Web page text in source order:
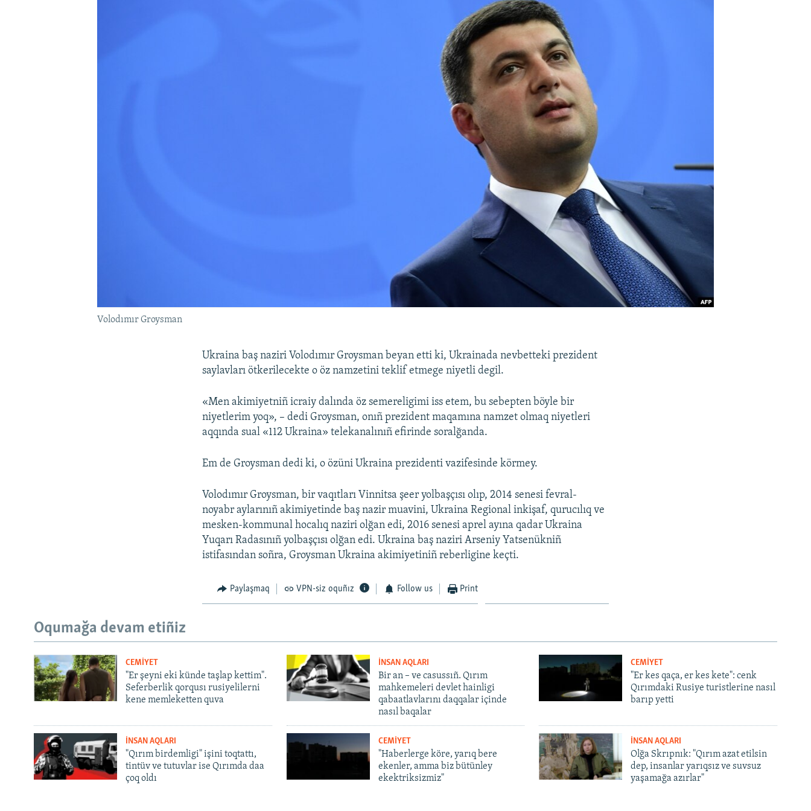
Volodımır Groysman
Ukraina baş naziri Volodımır Groysman beyan etti ki, Ukrainada nevbetteki prezident
saylavları ötkerilecekte o öz namzetini teklif etmege niyetli degil.
«Men akimiyetniñ icraiy dalında öz semereligimi iss etem, bu sebepten böyle bir
niyetlerim yoq», – dedi Groysman, onıñ prezident maqamına namzet olmaq niyetleri
aqqında sual «112 Ukraina» telekanalınıñ efirinde soralğanda.
Em de Groysman dedi ki, o özüni Ukraina prezidenti vazifesinde körmey.
Volodımır Groysman, bir vaqıtları Vinnitsa şeer yolbaşçısı olıp, 2014 senesi fevral-
noyabr aylarınıñ akimiyetinde baş nazir muavini, Ukraina Regional inkişaf, qurucılıq ve
mesken-kommunal hocalıq naziri olğan edi, 2016 senesi aprel ayına qadar Ukraina
Yuqarı Radasınıñ yolbaşçısı olğan edi. Ukraina baş naziri Arseniy Yatsenükniñ
istifasından soñra, Groysman Ukraina akimiyetiniñ reberligine keçti.
Paylaşmaq VPN-siz oquñız Follow us Print
Oqumağa devam etiñiz
CEMİYET
"Er şeyni eki künde taşlap kettim".
Seferberlik qorqusı rusiyelilerni
kene memleketten quva
İNSAN AQLARI
Bir an – ve casussıñ. Qırım
mahkemeleri devlet hainligi
qabaatlavlarını daqqalar içinde
nasıl baqalar
CEMİYET
"Er kes qaça, er kes kete": cenk
Qırımdaki Rusiye turistlerine nasıl
barıp yetti
İNSAN AQLARI
"Qırım birdemligi" işini toqtattı,
tintüv ve tutuvlar ise Qırımda daa
çoq oldı
CEMİYET
"Haberlerge köre, yarıq bere
ekenler, amma biz bütünley
ekektriksizmiz"
İNSAN AQLARI
Olğa Skrıpnık: "Qırım azat etilsin
dep, insanlar yarıqsız ve suvsuz
yaşamağa azırlar"